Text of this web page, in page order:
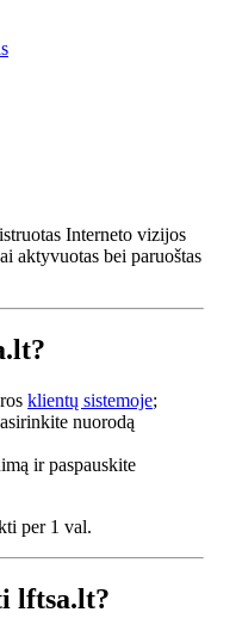
Interneto vizijos
aktyvuotas bei paruoštas
klientų sistemoje;
nuorodą
ir paspauskite
per 1 val.
lftsa.lt?